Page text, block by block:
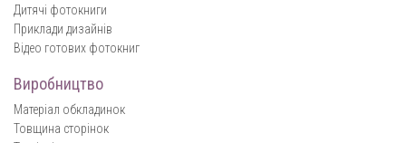
Дитячі фотокниги
Приклади дизайнів
Відео готових фотокниг
Виробництво
Матеріал обкладинок
Товщина сторінок